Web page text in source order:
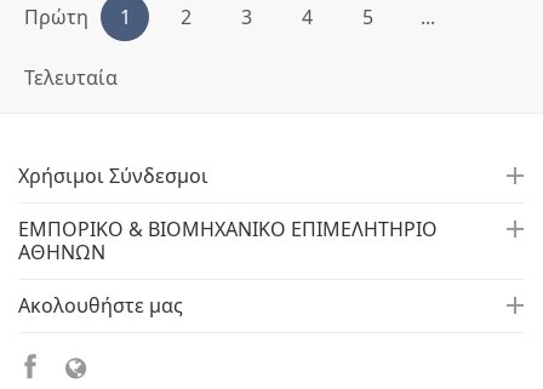
Πρώτη 1 2 3 4 5 ...
Τελευταία
Χρήσιμοι Σύνδεσμοι
ΕΜΠΟΡΙΚΟ & ΒΙΟΜΗΧΑΝΙΚΟ ΕΠΙΜΕΛΗΤΗΡΙΟ
ΑΘΗΝΩΝ
Ακολουθήστε μας